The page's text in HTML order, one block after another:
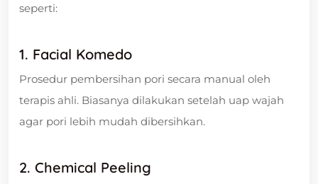
seperti:
1. Facial Komedo
Prosedur pembersihan pori secara manual oleh
terapis ahli. Biasanya dilakukan setelah uap wajah
agar pori lebih mudah dibersihkan.
2. Chemical Peeling